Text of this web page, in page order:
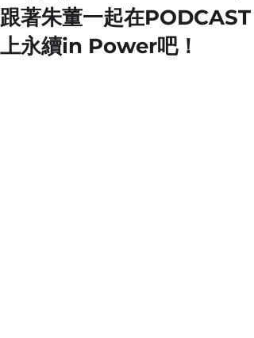
跟著朱董一起在PODCAST
上永續in Power吧！